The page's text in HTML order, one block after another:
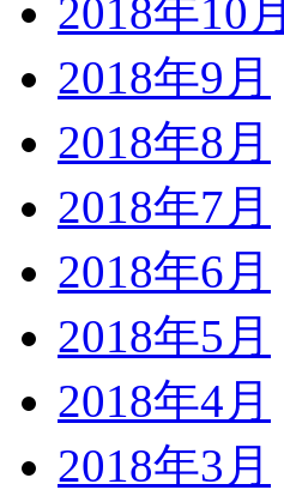
2018年10月
2018年9月
2018年8月
2018年7月
2018年6月
2018年5月
2018年4月
2018年3月